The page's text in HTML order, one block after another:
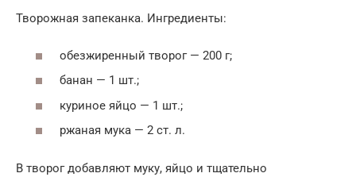
Творожная запеканка. Ингредиенты:
обезжиренный творог — 200 г;
банан — 1 шт.;
куриное яйцо — 1 шт.;
ржаная мука — 2 ст. л.
В творог добавляют муку, яйцо и тщательно